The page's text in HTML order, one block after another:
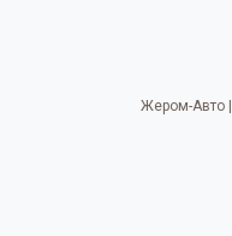
Жером-Авто |